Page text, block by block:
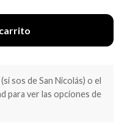
sos de San Nicolás) o el
para ver las opciones de